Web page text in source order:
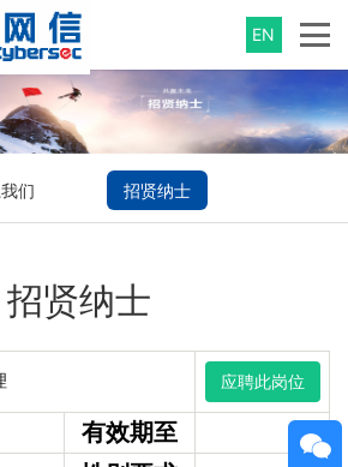
EN
们 招贤纳士
招贤纳士
应聘此岗位
有效期至